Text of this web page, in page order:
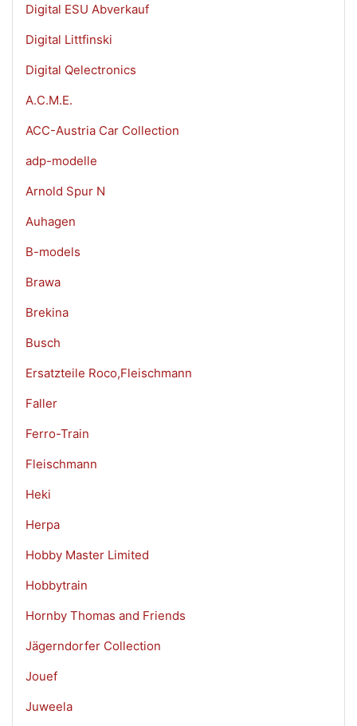
Digital ESU Abverkauf
Digital Littfinski
Digital Qelectronics
A.C.M.E.
ACC-Austria Car Collection
adp-modelle
Arnold Spur N
Auhagen
B-models
Brawa
Brekina
Busch
Ersatzteile Roco,Fleischmann
Faller
Ferro-Train
Fleischmann
Heki
Herpa
Hobby Master Limited
Hobbytrain
Hornby Thomas and Friends
Jägerndorfer Collection
Jouef
Juweela